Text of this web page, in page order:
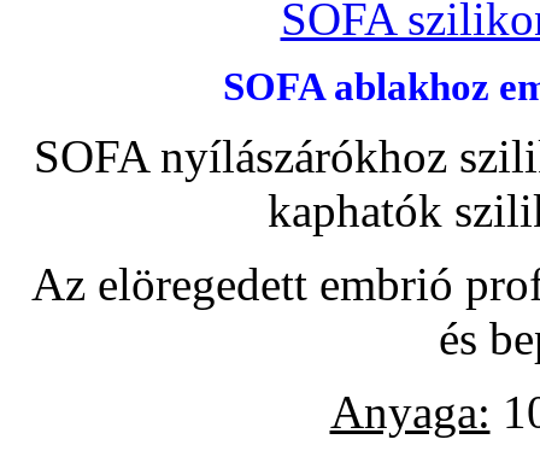
SOFA
SOFA ablakhoz
SOFA nyílászárókhoz
kaphatók
Az elöregedett embrió
és
Anyaga: